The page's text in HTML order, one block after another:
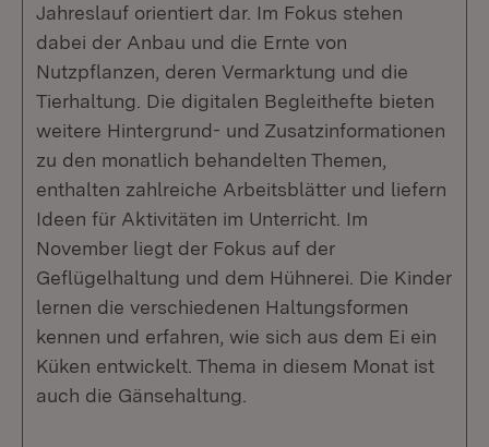
Jahreslauf orientiert dar. Im Fokus stehen
dabei der Anbau und die Ernte von
Nutzpflanzen, deren Vermarktung und die
Tierhaltung. Die digitalen Begleithefte bieten
weitere Hintergrund- und Zusatzinformationen
zu den monatlich behandelten Themen,
enthalten zahlreiche Arbeitsblätter und liefern
Ideen für Aktivitäten im Unterricht. Im
November liegt der Fokus auf der
Geflügelhaltung und dem Hühnerei. Die Kinder
lernen die verschiedenen Haltungsformen
kennen und erfahren, wie sich aus dem Ei ein
Küken entwickelt. Thema in diesem Monat ist
auch die Gänsehaltung.